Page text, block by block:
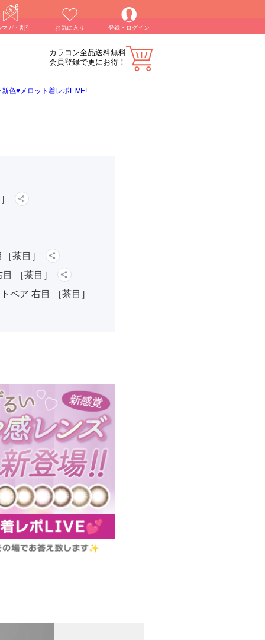
ガ・割引 お気に入り 登録・ログイン
カラコン全品送料無料
会員登録で更にお得！
色♥メロット着レポLIVE!
茶目］
［茶目］
ア 右目 ［茶目］